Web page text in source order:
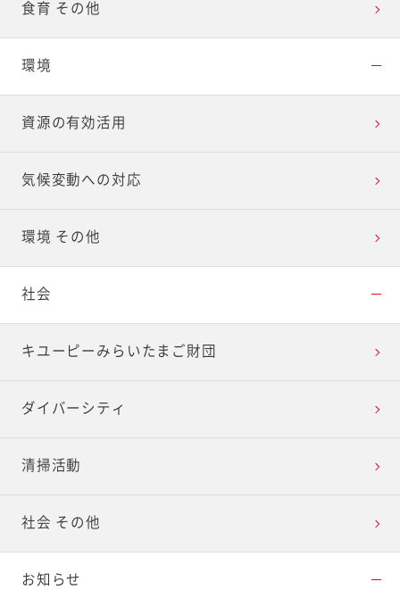
食育 その他
環境
資源の有効活用
気候変動への対応
環境 その他
社会
キユーピーみらいたまご財団
ダイバーシティ
清掃活動
社会 その他
お知らせ